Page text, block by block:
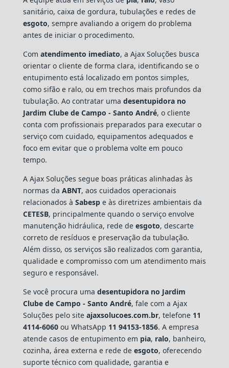
sanitário, caixa de gordura, tubulações e redes de
esgoto, sempre avaliando a origem do problema
antes de iniciar o procedimento.
Com atendimento imediato, a Ajax Soluções busca
orientar o cliente de forma clara, identificando se o
entupimento está localizado em pontos simples,
como sifão e ralo, ou em trechos mais profundos da
tubulação. Ao contratar uma desentupidora no
Jardim Clube de Campo - Santo André, o cliente
conta com profissionais preparados para executar o
serviço com cuidado, equipamentos adequados e
foco em evitar que o problema volte em pouco
tempo.
A Ajax Soluções segue boas práticas alinhadas às
normas da ABNT, aos cuidados operacionais
relacionados à Sabespe às diretrizes ambientais da
CETESB, principalmente quando o serviço envolve
manutenção hidráulica, rede de esgoto, descarte
correto de resíduos e preservação da tubulação.
Além disso, os serviços são realizados com garantia,
qualidade e compromisso com um atendimento mais
seguro e responsável.
Se você procura uma desentupidora no Jardim
Clube de Campo - Santo André, fale com a Ajax
Soluções pelo site ajaxsolucoes.com.br, telefone 11
4114-6060ou WhatsApp 11 94153-1856. A empresa
atende casos de entupimento em pia, ralo, banheiro,
cozinha, área externa e rede de esgoto, oferecendo
suporte técnico com qualidade, garantia e